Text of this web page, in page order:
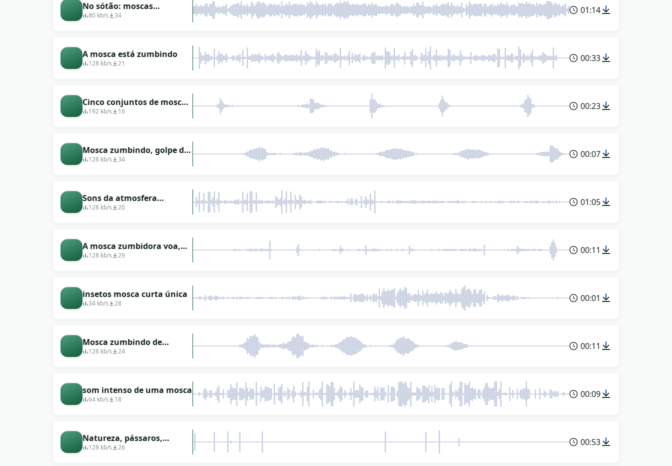
No sótão: moscas
zumbindo
80 kb/s 34 01:14
A mosca está zumbindo
128 kb/s 21 00:33
Cinco conjuntos de moscas
em transição
192 kb/s 16 00:23
Mosca zumbindo, golpe de
mata-moscas (cômico)
128 kb/s 34 00:07
Sons da atmosfera
campestre: pássaros,
128 kb/s 20 01:05
A mosca zumbidora voa,
agite o mata-moscas, mate
128 kb/s 29 00:11
insetos mosca curta única
34 kb/s 28 00:01
Mosca zumbindo de
desenho animado, abelha
128 kb/s 24 00:11
som intenso de uma mosca
64 kb/s 18 00:09
Natureza, pássaros,
insetos, moscas zumbindo
128 kb/s 26 00:53